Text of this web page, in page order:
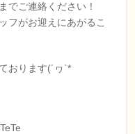
でご連絡ください！
フがお迎えにあがるこ
おります(´ヮ`*